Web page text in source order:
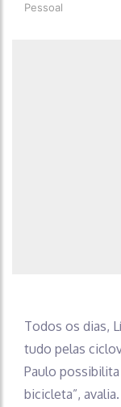
Pessoal
Todos os dias,
tudo pelas
Paulo
bicicleta”,